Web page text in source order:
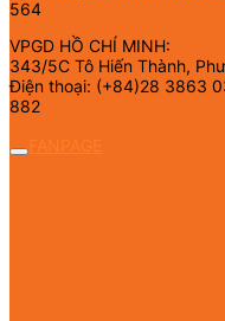
564
VPGD HỒ CHÍ MINH:
343/5C Tô Hiến Thành,
Điện thoại: (+84)28 3863
882